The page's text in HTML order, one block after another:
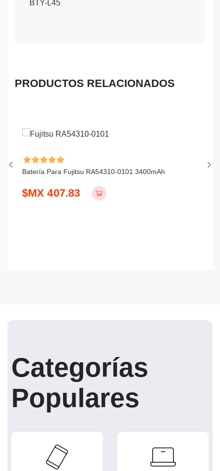
BTY-L45
PRODUCTOS RELACIONADOS
Batería Para Fujitsu RA54310-0101 3400mAh
$MX 407.83
Categorías
Populares